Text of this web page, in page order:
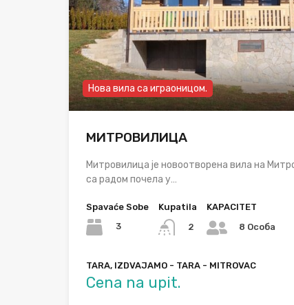
Нова вила са играоницом.
МИТРОВИЛИЦА
Митровилица је новоотворена вила на
са радом почела у…
Spavaće Sobe
3
Kupatila
2
KAPACITET
8 Особа
TARA, IZDVAJAMO - TARA - MITROVAC
Cena na upit.